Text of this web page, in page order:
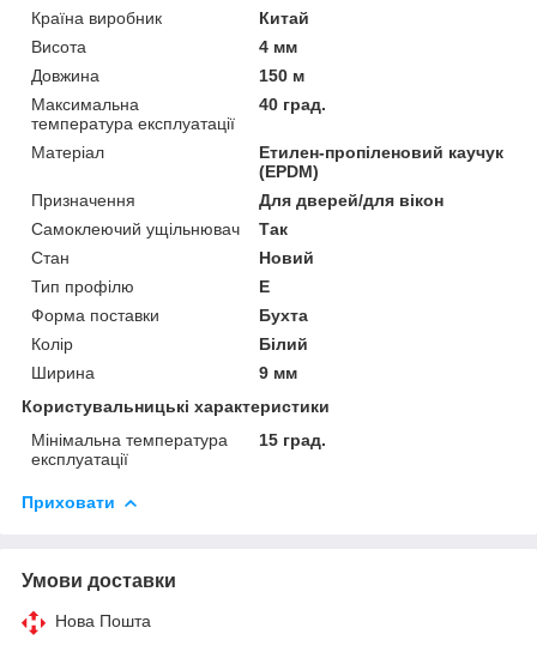
Країна виробник
Китай
Висота
4 мм
Довжина
150 м
Максимальна
температура експлуатації
40 град.
Матеріал
Етилен-пропіленовий каучук
(EPDM)
Призначення
Для дверей/для вікон
Самоклеючий ущільнювач
Так
Стан
Новий
Тип профілю
E
Форма поставки
Бухта
Колір
Білий
Ширина
9 мм
Користувальницькі характеристики
Мінімальна температура
експлуатації
15 град.
Приховати
Умови доставки
Нова Пошта